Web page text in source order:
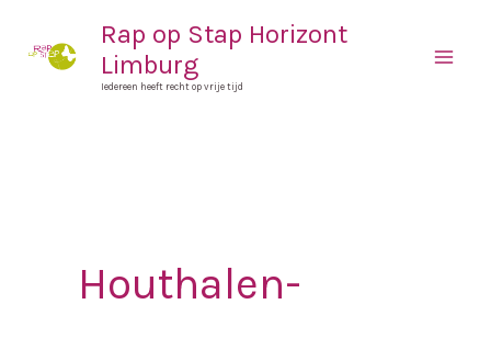
naar
Rap op Stap Horizont
Limburg
Iedereen heeft recht op vrije tijd
Houthalen-